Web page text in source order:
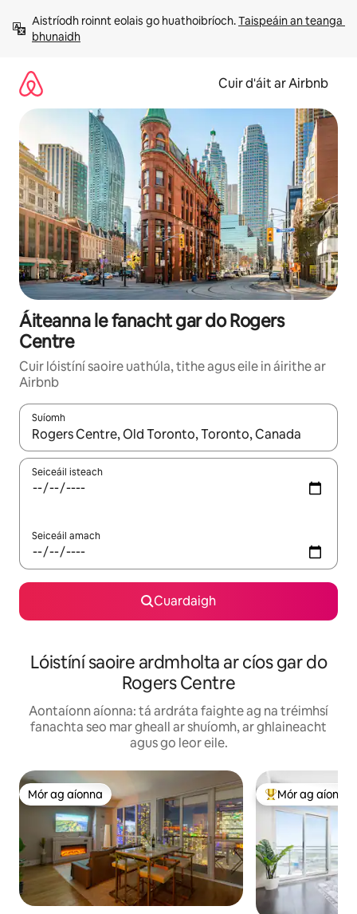
chuig
ábhar
Aistríodh roinnt eolais go huathoibríoch. Taispeáin an teanga
bhunaidh
Cuir d'áit ar Airbnb
Áiteanna le fanacht gar do Rogers
Centre
Cuir lóistíní saoire uathúla, tithe agus eile in áirithe ar
Airbnb
Suíomh
Nuair a bheidh torthaí ar fáil, déan nascleanúint le
Seiceáil isteach
Seiceáil amach
Cuardaigh
Lóistíní saoire ardmholta ar cíos gar do
Rogers Centre
Aontaíonn aíonna: tá ardráta faighte ag na tréimhsí
fanachta seo mar gheall ar shuíomh, ar ghlaineacht
agus go leor eile.
Mór ag aíonna
Mór ag aíonna An-mhór ag
Mór ag aíonna